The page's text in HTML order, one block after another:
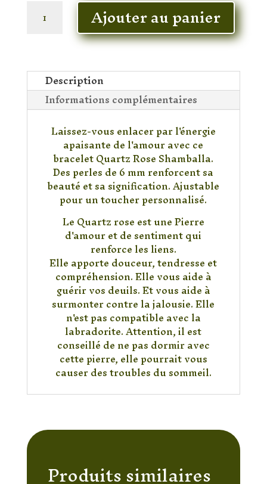
Shamballa
6mm
Ajouter au panier
Description
Informations complémentaires
Laissez-vous enlacer par l'énergie
apaisante de l'amour avec ce
bracelet Quartz Rose Shamballa.
Des perles de 6 mm renforcent sa
beauté et sa signification. Ajustable
pour un toucher personnalisé.
Le Quartz rose est une Pierre
d'amour et de sentiment qui
renforce les liens.
Elle apporte douceur, tendresse et
compréhension. Elle vous aide à
guérir vos deuils. Et vous aide à
surmonter contre la jalousie. Elle
n'est pas compatible avec la
labradorite. Attention, il est
conseillé de ne pas dormir avec
cette pierre, elle pourrait vous
causer des troubles du sommeil.
Produits similaires